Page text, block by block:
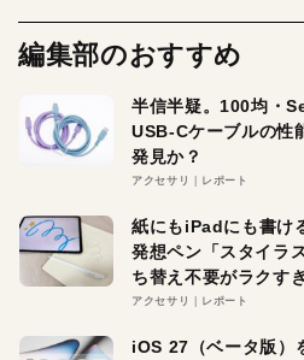
編集部のおすすめ
半信半疑。100均・
USB-Cケーブルの性
発見か？
アクセサリ レポート
紙にもiPadにも書け
発想ペン「スタイラ
ち替え不要がラクす
アクセサリ レポート
iOS 27（ベータ版）